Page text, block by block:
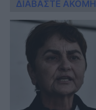
ΔΙΑΒΑΣΤΕ ΑΚΟΜΗ